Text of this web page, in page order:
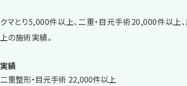
クマとり5,000件以上、二重・目元手術20,000件以上
上の施術実績。
実績
二重整形・目元手術 22,000件以上